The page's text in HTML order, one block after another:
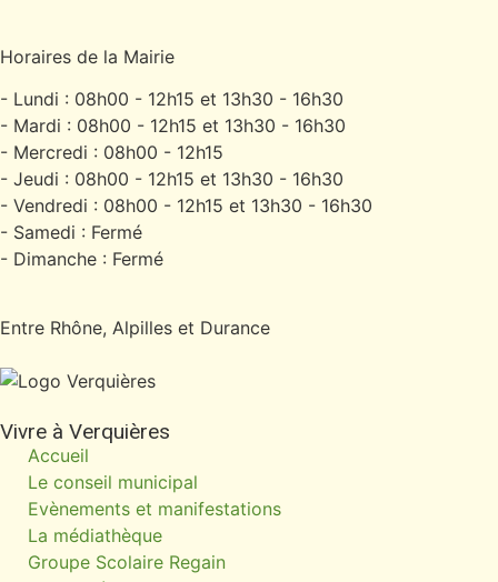
Horaires de la Mairie
- Lundi : 08h00 - 12h15 et 13h30 - 16h30
- Mardi : 08h00 - 12h15 et 13h30 - 16h30
- Mercredi : 08h00 - 12h15
- Jeudi : 08h00 - 12h15 et 13h30 - 16h30
- Vendredi : 08h00 - 12h15 et 13h30 - 16h30
- Samedi : Fermé
- Dimanche : Fermé
Entre Rhône, Alpilles et Durance
Vivre à Verquières
Accueil
Le conseil municipal
Evènements et manifestations
La médiathèque
Groupe Scolaire Regain